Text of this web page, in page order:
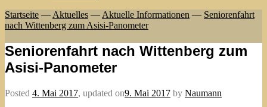
Startseite — Aktuelles — Aktuelle Informationen — Seniorenfahrt
nach Wittenberg zum Asisi-Panometer
Seniorenfahrt nach Wittenberg zum
Asisi-Panometer
Posted 4. Mai 2017, updated on9. Mai 2017 by Naumann